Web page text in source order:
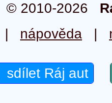
© 2010-2026
| nápověda |
sdílet Ráj aut